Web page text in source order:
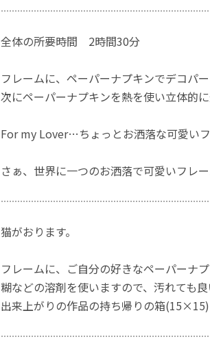
全体の所要時間 2時間30分
フレームに、ペーパーナプキンでデコパー
次にペーパーナプキンを熱を使い立体的
For my Lover…ちょっとお洒落な可愛い
さぁ、世界に一つのお洒落で可愛いフレ
猫がおります。
フレームに、ご自分の好きなペーパーナ
糊などの溶剤を使いますので、汚れても
出来上がりの作品の持ち帰りの箱